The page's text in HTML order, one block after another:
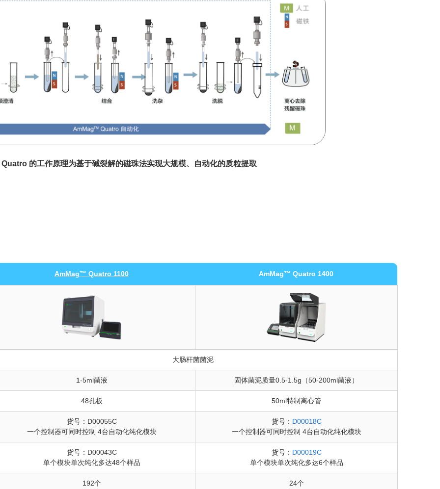
的工作原理为基于碱裂解的磁珠法实现大规模、自动化的质粒提取
AmMag™ Quatro 1100 AmMag™ Quatro 1400
大肠杆菌菌泥
1-5ml菌液 固体菌泥质量0.5-1.5g（50-200ml菌液）
48孔板 50ml特制离心管
货号：D00055C
一个控制器可同时控制 4台自动化纯化模块
货号： D00018C
一个控制器可同时控制 4台自动化纯化模块
货号：D00043C
单个模块单次纯化多达48个样品
货号： D00019C
单个模块单次纯化多达6个样品
192个
24个